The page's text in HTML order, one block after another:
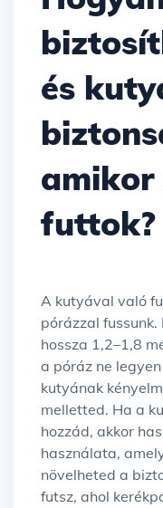
és
futtok?
A kutyával való
pórázzal
hossza 1,2–1,8
a póráz ne
kutyának
melletted. Ha a
hozzád, akkor
használata,
növelheted a
futsz, ahol